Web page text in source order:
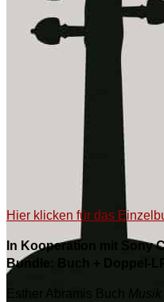
Hier klicken für das
In Kooperation mit Sony
Bundle: Buch + Doppel-LP